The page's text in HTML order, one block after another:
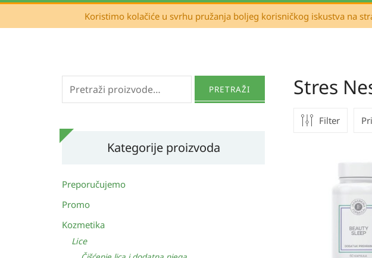
Koristimo kolačiće u svrhu pružanja boljeg korisničkog iskustva na
Stres
Filter
Pretraži: PRETRAŽI
Kategorije proizvoda
Preporučujemo
Promo
Kozmetika
Lice